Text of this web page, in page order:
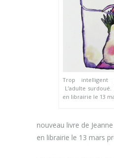
Trop
L’adulte surdoué.
en librairie le 13
nouveau livre de
en librairie le 13 mars